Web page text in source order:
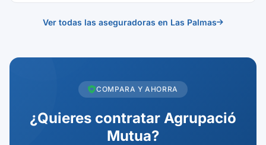
Ver todas las aseguradoras en Las Palmas
COMPARA Y AHORRA
¿Quieres contratar Agrupació
Mutua?